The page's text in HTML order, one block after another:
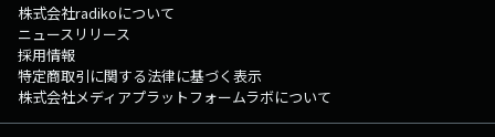
株式会社radikoについて
ニュースリリース
採用情報
特定商取引に関する法律に基づく表示
株式会社メディアプラットフォームラボについて